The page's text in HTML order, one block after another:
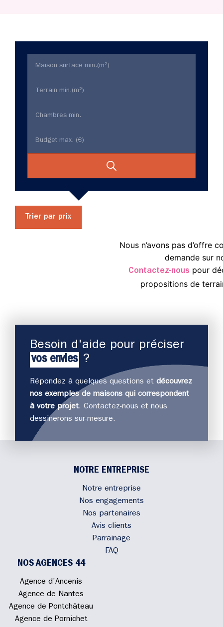
Trier par prix
Nous n’avons pas d’offre
demande sur
Contactez-nous pour
propositions de
Besoin d'aide pour préciser
vos envies ?
Répondez à quelques questions et découvrez
nos exemples de maisons qui correspondent
à votre projet. Contactez-nous et nous
dessinerons sur-mesure.
NOTRE ENTREPRISE
Notre entreprise
Nos engagements
Nos partenaires
Avis clients
Parrainage
FAQ
NOS AGENCES 44
Agence d’Ancenis
Agence de Nantes
Agence de Pontchâteau
Agence de Pornichet